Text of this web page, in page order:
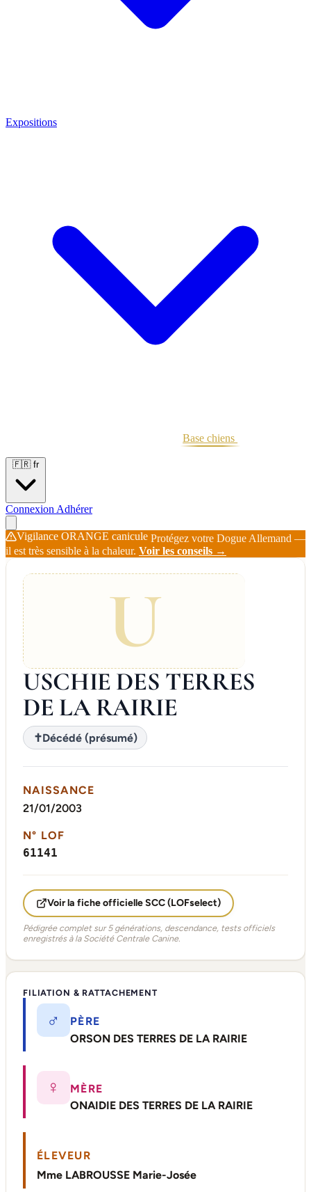
Expositions
Base chiens
🇫🇷 fr
Connexion Adhérer
Vigilance ORANGE canicule Protégez votre Dogue Allemand —
il est très sensible à la chaleur. Voir les conseils →
U
USCHIE DES TERRES
DE LA RAIRIE
✝Décédé (présumé)
NAISSANCE
21/01/2003
N° LOF
61141
Voir la fiche officielle SCC (LOFselect)
Pédigrée complet sur 5 générations, descendance, tests officiels
enregistrés à la Société Centrale Canine.
FILIATION & RATTACHEMENT
♂
PÈRE
ORSON DES TERRES DE LA RAIRIE
♀
MÈRE
ONAIDIE DES TERRES DE LA RAIRIE
ÉLEVEUR
Mme LABROUSSE Marie-Josée